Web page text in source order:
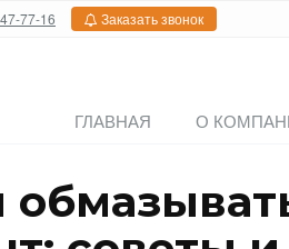
77-16 Заказать звонок
ГЛАВНАЯ О